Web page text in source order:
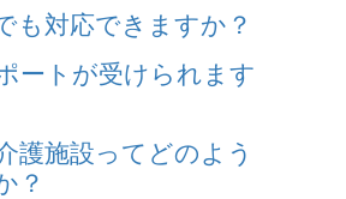
も対応できますか？
ートが受けられます
護施設ってどのよう
？